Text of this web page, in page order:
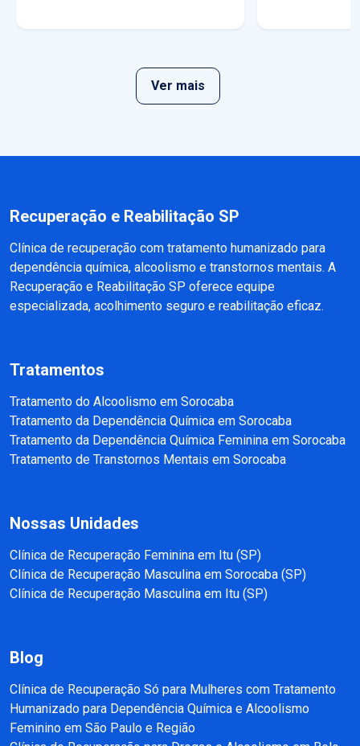
Ver mais
Recuperação e Reabilitação SP
Clínica de recuperação com tratamento humanizado para
dependência química, alcoolismo e transtornos mentais. A
Recuperação e Reabilitação SP oferece equipe
especializada, acolhimento seguro e reabilitação eficaz.
Tratamentos
Tratamento do Alcoolismo em Sorocaba
Tratamento da Dependência Química em Sorocaba
Tratamento da Dependência Química Feminina em Sorocaba
Tratamento de Transtornos Mentais em Sorocaba
Nossas Unidades
Clínica de Recuperação Feminina em Itu (SP)
Clínica de Recuperação Masculina em Sorocaba (SP)
Clínica de Recuperação Masculina em Itu (SP)
Blog
Clínica de Recuperação Só para Mulheres com Tratamento
Humanizado para Dependência Química e Alcoolismo
Feminino em São Paulo e Região